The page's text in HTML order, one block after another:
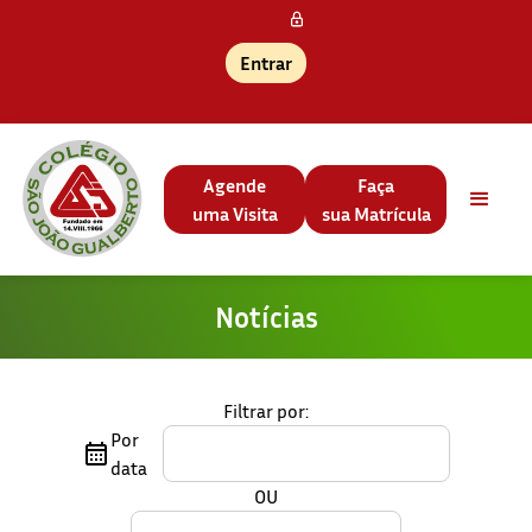
Entrar
Agende
uma Visita
Faça
sua Matrícula
Notícias
Filtrar por:
Por
data
OU